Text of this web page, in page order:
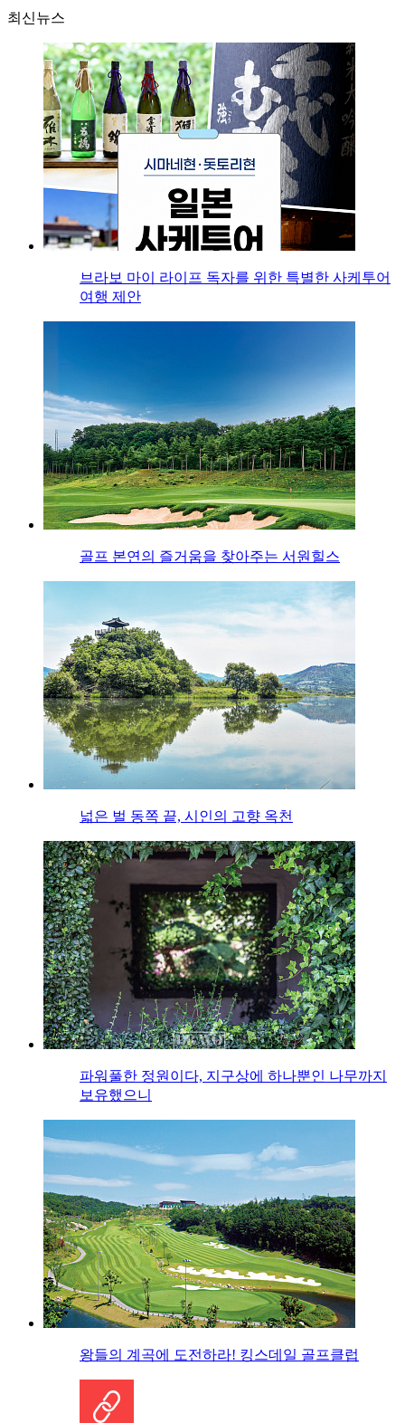
최신뉴스
브라보 마이 라이프 독자를 위한 특별한 사케투어
여행 제안
골프 본연의 즐거움을 찾아주는 서원힐스
넓은 벌 동쪽 끝, 시인의 고향 옥천
파워풀한 정원이다, 지구상에 하나뿐인 나무까지
보유했으니
왕들의 계곡에 도전하라! 킹스데일 골프클럽